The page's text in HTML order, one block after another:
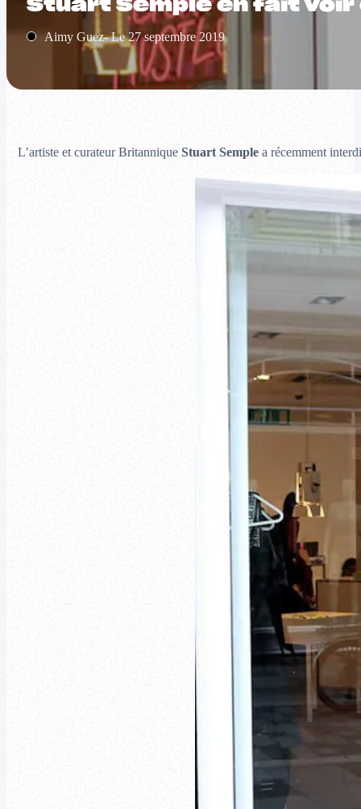
Stuart Semple en fait voir
Aimy Guez- Le 27 septembre 2019
L’artiste et curateur Britannique Stuart Semplea récemment